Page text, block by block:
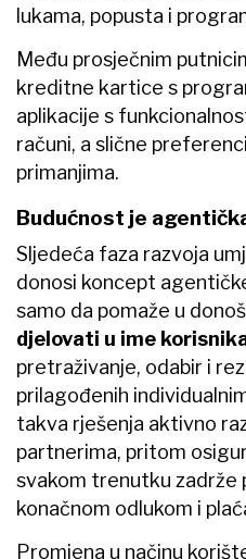
lukama, popusta i
Među prosječnim
kreditne kartice s
aplikacije s
računi, a slične
primanjima.
Budućnost je
Sljedeća faza razvoja
donosi koncept
samo da pomaže u
djelovati u ime
pretraživanje, odabir i
prilagođenih
takva rješenja aktivno
partnerima, pritom
svakom trenutku zadrže
konačnom odlukom i
Promjena u načinu